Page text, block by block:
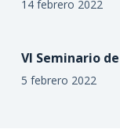
14 febrero 2022
VI Seminario
5 febrero 2022